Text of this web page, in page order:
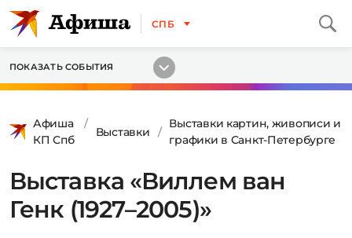
СПБ
ПОКАЗАТЬ СОБЫТИЯ
Афиша
КП Спб
Выставки
Выставки картин, живописи и
графики в Санкт-Петербурге
Выставка «Виллем ван
Генк (1927–2005)»